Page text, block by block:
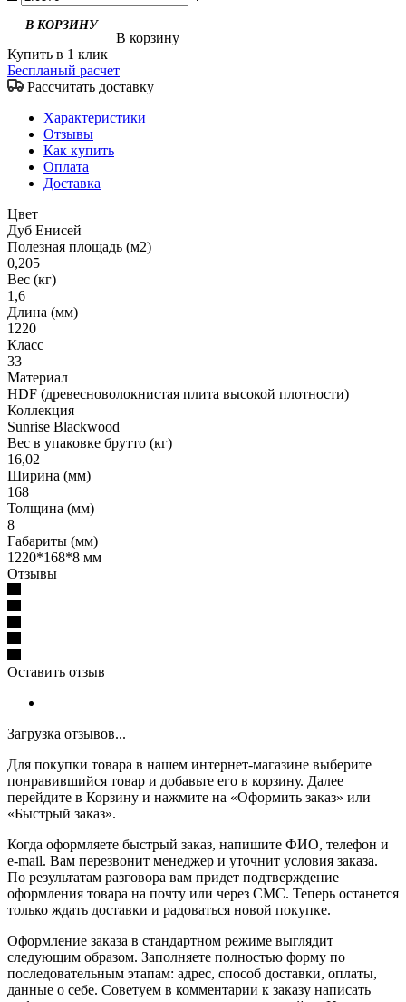
В корзину
Купить в 1 клик
Беспланый расчет
Рассчитать доставку
Характеристики
Отзывы
Как купить
Оплата
Доставка
Цвет
Дуб Енисей
Полезная площадь (м2)
0,205
Вес (кг)
1,6
Длина (мм)
1220
Класс
33
Материал
HDF (древесноволокнистая плита высокой плотности)
Коллекция
Sunrise Blackwood
Вес в упаковке брутто (кг)
16,02
Ширина (мм)
168
Толщина (мм)
8
Габариты (мм)
1220*168*8 мм
Отзывы
Оставить отзыв
Загрузка отзывов...
Для покупки товара в нашем интернет-магазине выберите
понравившийся товар и добавьте его в корзину. Далее
перейдите в Корзину и нажмите на «Оформить заказ» или
«Быстрый заказ».
Когда оформляете быстрый заказ, напишите ФИО, телефон и
e-mail. Вам перезвонит менеджер и уточнит условия заказа.
По результатам разговора вам придет подтверждение
оформления товара на почту или через СМС. Теперь останется
только ждать доставки и радоваться новой покупке.
Оформление заказа в стандартном режиме выглядит
следующим образом. Заполняете полностью форму по
последовательным этапам: адрес, способ доставки, оплаты,
данные о себе. Советуем в комментарии к заказу написать